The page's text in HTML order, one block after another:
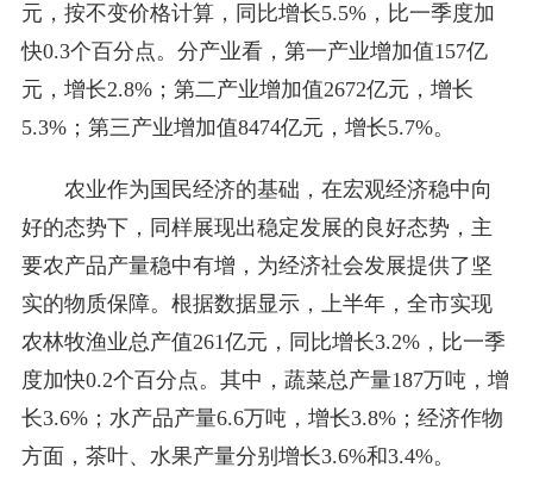
元，按不变价格计算，同比增长5.5%，比一季度加
快0.3个百分点。分产业看，第一产业增加值157亿
元，增长2.8%；第二产业增加值2672亿元，增长
5.3%；第三产业增加值8474亿元，增长5.7%。
农业作为国民经济的基础，在宏观经济稳中向
好的态势下，同样展现出稳定发展的良好态势，主
要农产品产量稳中有增，为经济社会发展提供了坚
实的物质保障。根据数据显示，上半年，全市实现
农林牧渔业总产值261亿元，同比增长3.2%，比一季
度加快0.2个百分点。其中，蔬菜总产量187万吨，增
长3.6%；水产品产量6.6万吨，增长3.8%；经济作物
方面，茶叶、水果产量分别增长3.6%和3.4%。